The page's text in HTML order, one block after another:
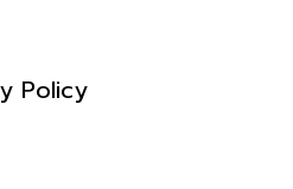
Policy